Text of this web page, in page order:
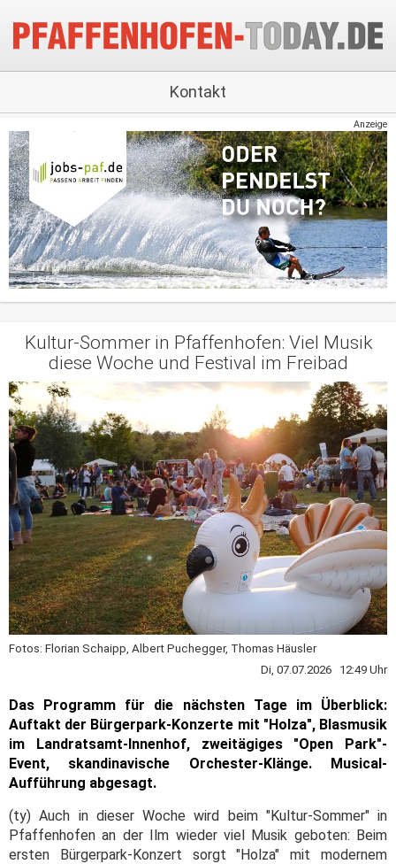
Kontakt
Anzeige
Kultur-Sommer in Pfaffenhofen: Viel Musik
diese Woche und Festival im Freibad
Fotos: Florian Schaipp, Albert Puchegger, Thomas Häusler
Di, 07.07.2026 12:49 Uhr
Das Programm für die nächsten Tage im Überblick:
Auftakt der Bürgerpark-Konzerte mit "Holza", Blasmusik
im Landratsamt-Innenhof, zweitägiges "Open Park"-
Event, skandinavische Orchester-Klänge. Musical-
Aufführung abgesagt.
(ty) Auch in dieser Woche wird beim "Kultur-Sommer" in
Pfaffenhofen an der Ilm wieder viel Musik geboten: Beim
ersten Bürgerpark-Konzert sorgt "Holza" mit modernem